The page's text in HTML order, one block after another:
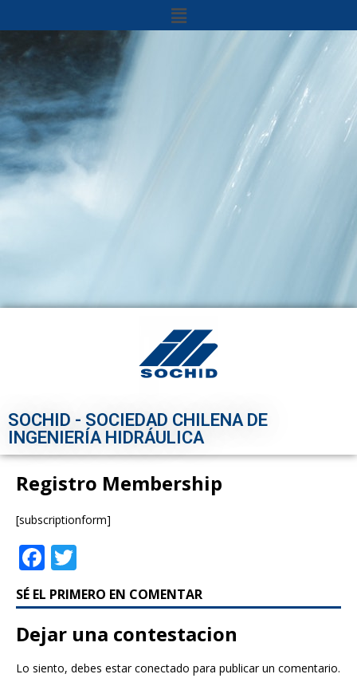
SOCHID - SOCIEDAD CHILENA DE
INGENIERÍA HIDRÁULICA
Registro Membership
[subscriptionform]
F
a
c
e
b
w
it
te
r
SÉ EL PRIMERO EN COMENTAR
Dejar una contestacion
Lo siento, debes estarconectado para publicar un comentario.